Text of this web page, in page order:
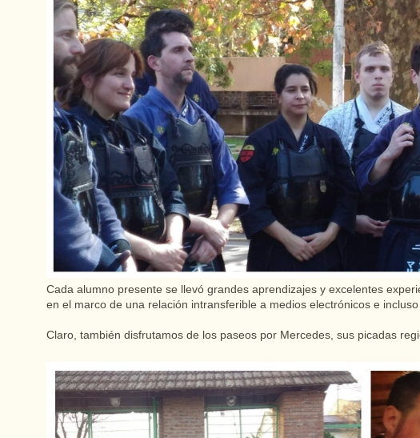
Cada alumno presente se llevó grandes aprendizajes y excelentes
en el marco de una relación intransferible a medios electrónicos e
Claro, también disfrutamos de los paseos por Mercedes, sus picadas